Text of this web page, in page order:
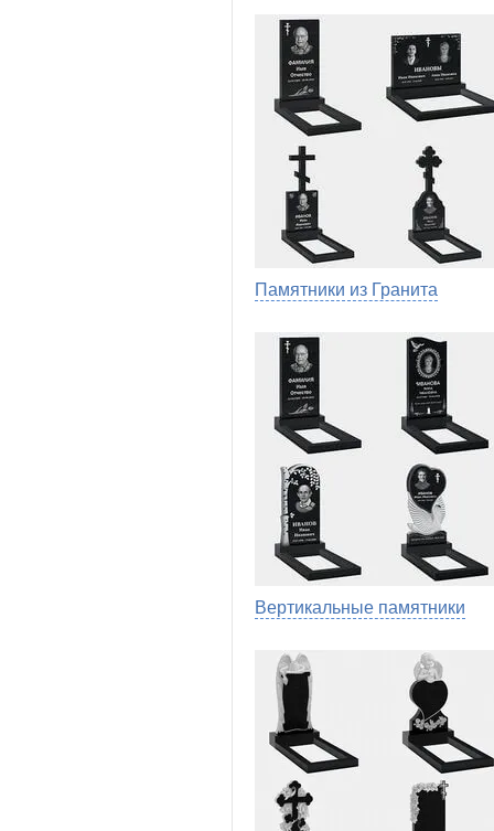
Памятники из Гранита
Вертикальные памятники